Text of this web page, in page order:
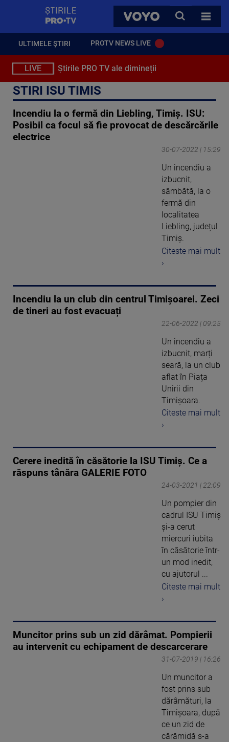
VOYO
CAUTA
TOATE
ULTIMELE ȘTIRI PROTV NEWS LIVE
LIVE Știrile PRO TV ale dimineții
STIRI ISU TIMIS
Incendiu la o fermă din Liebling, Timiș. ISU:
Posibil ca focul să fie provocat de descărcările
electrice
30-07-2022 | 15:29
Un incendiu a
izbucnit,
sâmbătă, la o
fermă din
localitatea
Liebling, județul
Timiș.
Citeste mai mult
›
Incendiu la un club din centrul Timișoarei. Zeci
de tineri au fost evacuați
22-06-2022 | 09:25
Un incendiu a
izbucnit, marți
seară, la un club
aflat în Piața
Unirii din
Timișoara.
Citeste mai mult
›
Cerere inedită în căsătorie la ISU Timiș. Ce a
răspuns tânăra GALERIE FOTO
24-03-2021 | 22:09
Un pompier din
cadrul ISU Timiș
și-a cerut
miercuri iubita
în căsătorie într-
un mod inedit,
cu ajutorul ...
Citeste mai mult
›
Muncitor prins sub un zid dărâmat. Pompierii
au intervenit cu echipament de descarcerare
31-07-2019 | 16:26
Un muncitor a
fost prins sub
dărâmături, la
Timişoara, după
ce un zid de
cărămidă s-a